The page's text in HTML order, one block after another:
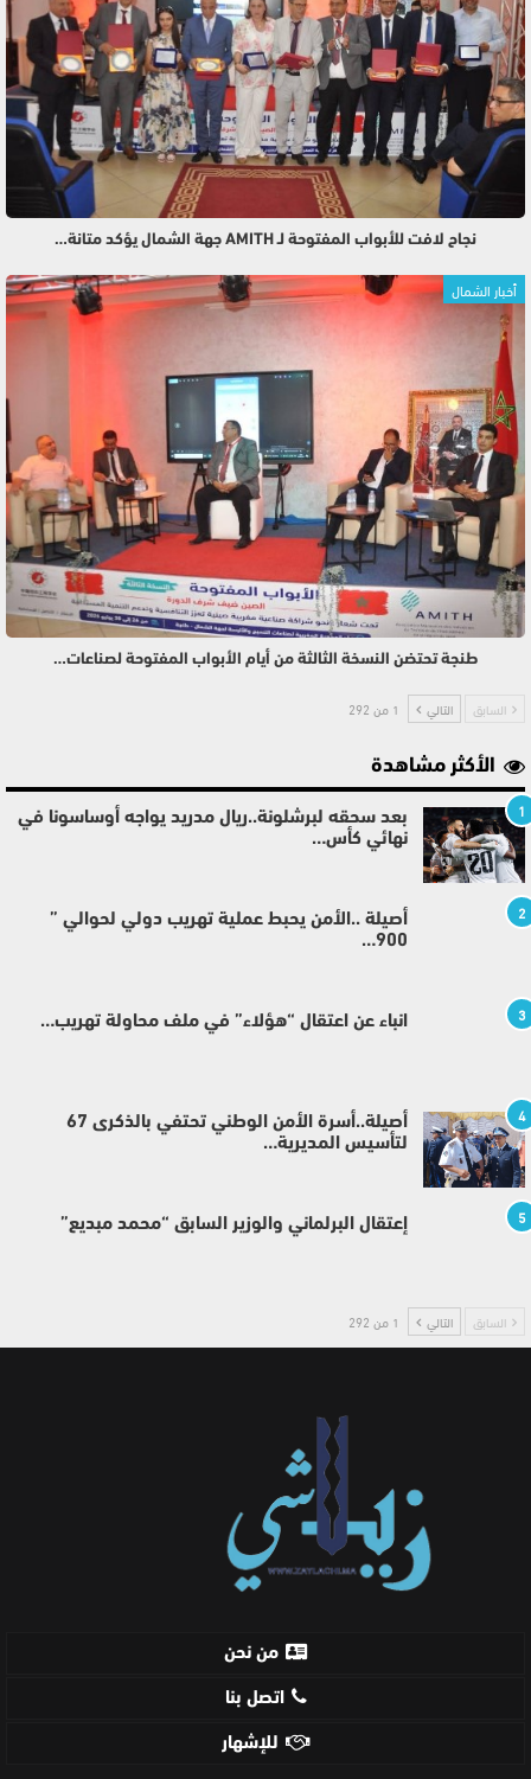
نجاح لافت للأبواب المفتوحة لـ AMITH جهة الشمال يؤكد متانة…
أخبار الشمال
طنجة تحتضن النسخة الثالثة من أيام الأبواب المفتوحة لصناعات…
السابق التالي 1 من 292
الأكثر مشاهدة
1
بعد سحقه لبرشلونة..ريال مدريد يواجه أوساسونا في
نهائي كأس…
2
أصيلة ..الأمن يحبط عملية تهريب دولي لحوالي ”
900…
3 انباء عن اعتقال “هؤلاء” في ملف محاولة تهريب…
4
أصيلة..أسرة الأمن الوطني تحتفي بالذكرى 67
لتأسيس المديرية…
5 إعتقال البرلماني والوزير السابق “محمد مبديع”
السابق التالي 1 من 292
من نحن
اتصل بنا
للإشهار